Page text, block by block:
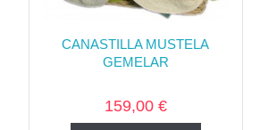
CANASTILLA MUSTELA
GEMELAR
159,00 €